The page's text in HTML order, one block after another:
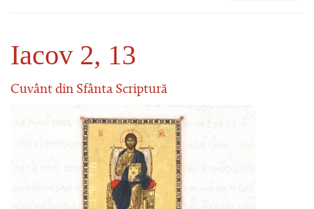
Iacov 2, 13
Cuvânt din Sfânta Scriptură